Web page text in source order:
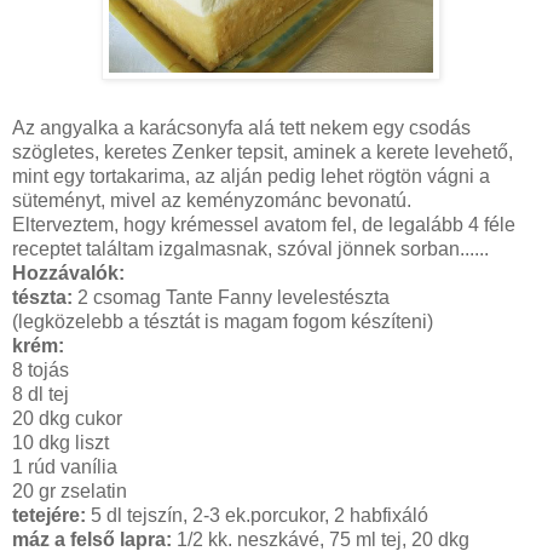
Az angyalka a karácsonyfa alá tett nekem egy csodás
szögletes, keretes Zenker tepsit, aminek a kerete levehető,
mint egy tortakarima, az alján pedig lehet rögtön vágni a
süteményt, mivel az keményzománc bevonatú.
Elterveztem, hogy krémessel avatom fel, de legalább 4 féle
receptet találtam izgalmasnak, szóval jönnek sorban......
Hozzávalók:
tészta: 2 csomag Tante Fanny levelestészta
(legközelebb a tésztát is magam fogom készíteni)
krém:
8 tojás
8 dl tej
20 dkg cukor
10 dkg liszt
1 rúd vanília
20 gr zselatin
tetejére: 5 dl tejszín, 2-3 ek.porcukor, 2 habfixáló
máz a felső lapra: 1/2 kk. neszkávé, 75 ml tej, 20 dkg